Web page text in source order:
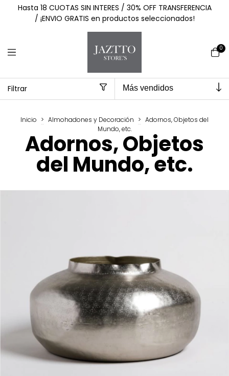
Hasta 18 CUOTAS SIN INTERES / 30% OFF TRANSFERENCIA
/ ¡ENVIO GRATIS en productos seleccionados!
0
Filtrar
Inicio > Almohadones y Decoración > Adornos, Objetos del
Mundo, etc.
Adornos, Objetos
del Mundo, etc.